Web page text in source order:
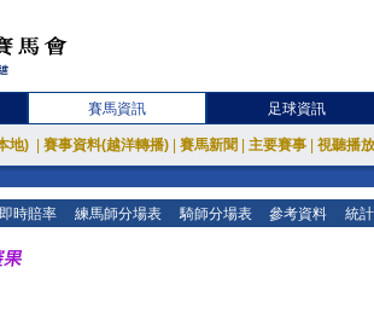
賽馬資訊 足球資訊
地) 賽事資料(越洋轉播) 賽馬新聞 主要賽事 視聽播
即時賠率 練馬師分場表 騎師分場表 參考資料 統